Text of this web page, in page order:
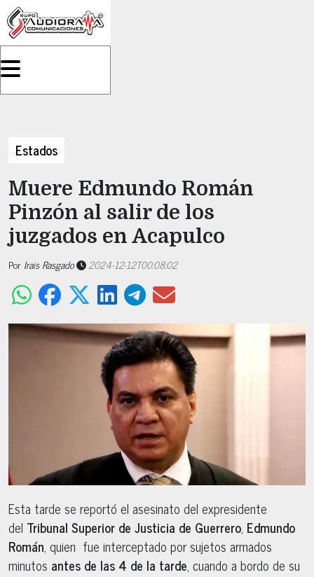
Estados
Muere Edmundo Román
Pinzón al salir de los
juzgados en Acapulco
Por Irais Rasgado 2024-12-12T00:08:02
Esta tarde se reportó el asesinato del expresidente
del Tribunal Superior de Justicia de Guerrero, Edmundo
Román, quien fue interceptado por sujetos armados
minutos antes de las 4 de la tarde, cuando a bordo de su